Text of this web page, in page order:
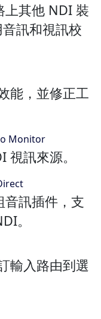
上其他 NDI 裝
訊和視訊校
能，並修正工
Monitor
訊來源。
訊插件，支
。
輸入路由到選